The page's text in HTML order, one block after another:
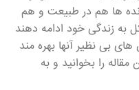
ها هم در طبیعت و هم
به زندگی خود ادامه دهند
های بی نظیر آنها بهره مند
را بخوانید و به